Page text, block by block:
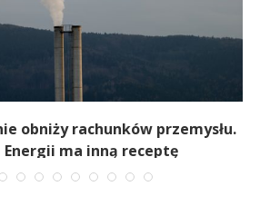
obniży rachunków przemysłu.
Energii ma inną receptę